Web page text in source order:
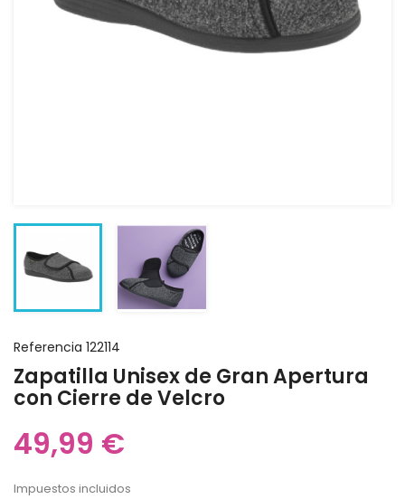
Referencia 122114
Zapatilla Unisex de Gran Apertura
con Cierre de Velcro
49,99 €
Impuestos incluidos